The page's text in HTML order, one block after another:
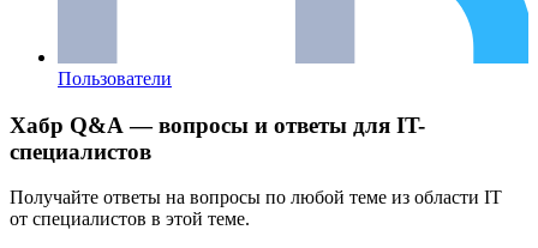
Пользователи
Хабр Q&A — вопросы и ответы для IT-
специалистов
Получайте ответы на вопросы по любой теме из области IT
от специалистов в этой теме.